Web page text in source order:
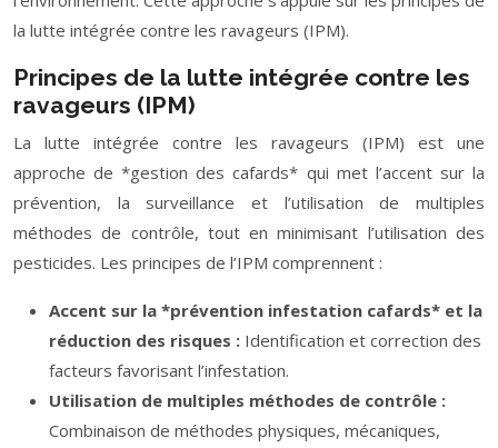
la lutte intégrée contre les ravageurs (IPM).
Principes de la lutte intégrée contre les
ravageurs (IPM)
La lutte intégrée contre les ravageurs (IPM) est une
approche de *gestion des cafards* qui met l’accent sur la
prévention, la surveillance et l’utilisation de multiples
méthodes de contrôle, tout en minimisant l’utilisation des
pesticides. Les principes de l’IPM comprennent :
Accent sur la *prévention infestation cafards* et la
réduction des risques : Identification et correction des
facteurs favorisant l’infestation.
Utilisation de multiples méthodes de contrôle :
Combinaison de méthodes physiques, mécaniques,